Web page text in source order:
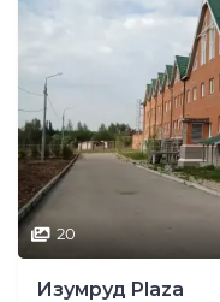
20
Изумруд Plaza